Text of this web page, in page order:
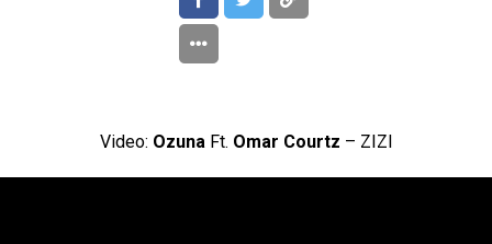
Video: Ozuna Ft. Omar Courtz – ZIZI